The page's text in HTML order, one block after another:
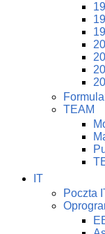
TEAM
IT
Poczta